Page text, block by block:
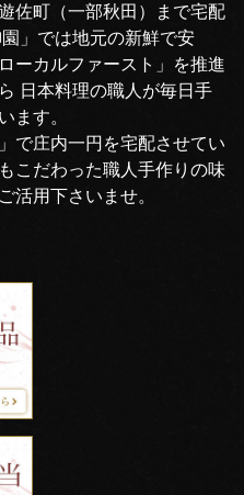
佐町（一部秋田）まで宅配
」では地元の新鮮で安
ーカルファースト」を推進
日本料理の職人が毎日手
ます。
で庄内一円を宅配させてい
こだわった職人手作りの味
活用下さいませ。